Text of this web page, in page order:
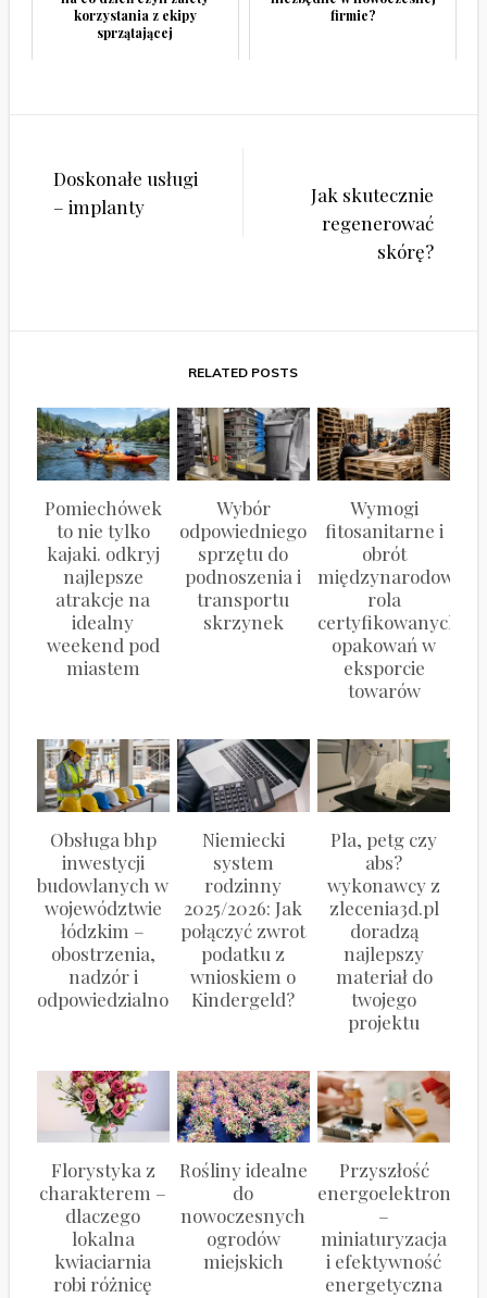
korzystania z ekipy
sprzątającej
firmie?
Nawigacja
wpisu
Doskonałe usługi
– implanty
Jak skutecznie
regenerować
skórę?
RELATED POSTS
Pomiechówek
to nie tylko
kajaki. odkryj
najlepsze
atrakcje na
idealny
weekend pod
miastem
Wybór
odpowiedniego
sprzętu do
podnoszenia i
transportu
skrzynek
Wymogi
fitosanitarne i
obrót
międzynarodowy:
rola
certyfikowanych
opakowań w
eksporcie
towarów
Obsługa bhp
inwestycji
budowlanych w
województwie
łódzkim –
obostrzenia,
nadzór i
odpowiedzialność
Niemiecki
system
rodzinny
2025/2026: Jak
połączyć zwrot
podatku z
wnioskiem o
Kindergeld?
Pla, petg czy
abs?
wykonawcy z
zlecenia3d.pl
doradzą
najlepszy
materiał do
twojego
projektu
Florystyka z
charakterem –
dlaczego
lokalna
kwiaciarnia
robi różnicę
Rośliny idealne
do
nowoczesnych
ogrodów
miejskich
Przyszłość
energoelektroniki
–
miniaturyzacja
i efektywność
energetyczna